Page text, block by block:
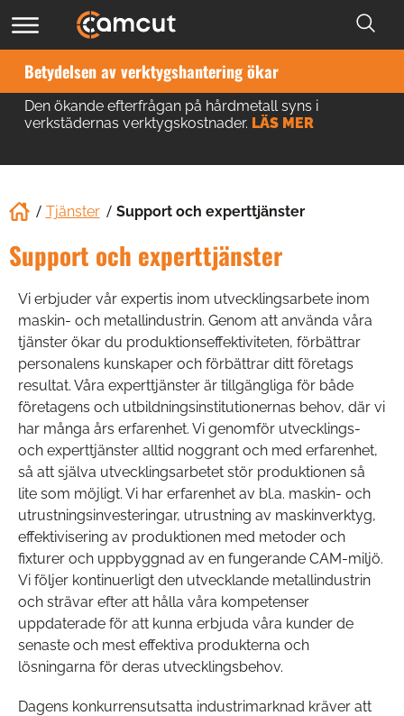
Betydelsen av verktygshantering ökar
Den ökande efterfrågan på hårdmetall syns i
verkstädernas verktygskostnader. LÄS MER
Tjänster Support och experttjänster
Support och experttjänster
Vi erbjuder vår expertis inom utvecklingsarbete inom
maskin- och metallindustrin. Genom att använda våra
tjänster ökar du produktionseffektiviteten, förbättrar
personalens kunskaper och förbättrar ditt företags
resultat. Våra experttjänster är tillgängliga för både
företagens och utbildningsinstitutionernas behov, där vi
har många års erfarenhet. Vi genomför utvecklings-
och experttjänster alltid noggrant och med erfarenhet,
så att själva utvecklingsarbetet stör produktionen så
lite som möjligt. Vi har erfarenhet av bl.a. maskin- och
utrustningsinvesteringar, utrustning av maskinverktyg,
effektivisering av produktionen med metoder och
fixturer och uppbyggnad av en fungerande CAM-miljö.
Vi följer kontinuerligt den utvecklande metallindustrin
och strävar efter att hålla våra kompetenser
uppdaterade för att kunna erbjuda våra kunder de
senaste och mest effektiva produkterna och
lösningarna för deras utvecklingsbehov.
Dagens konkurrensutsatta industrimarknad kräver att